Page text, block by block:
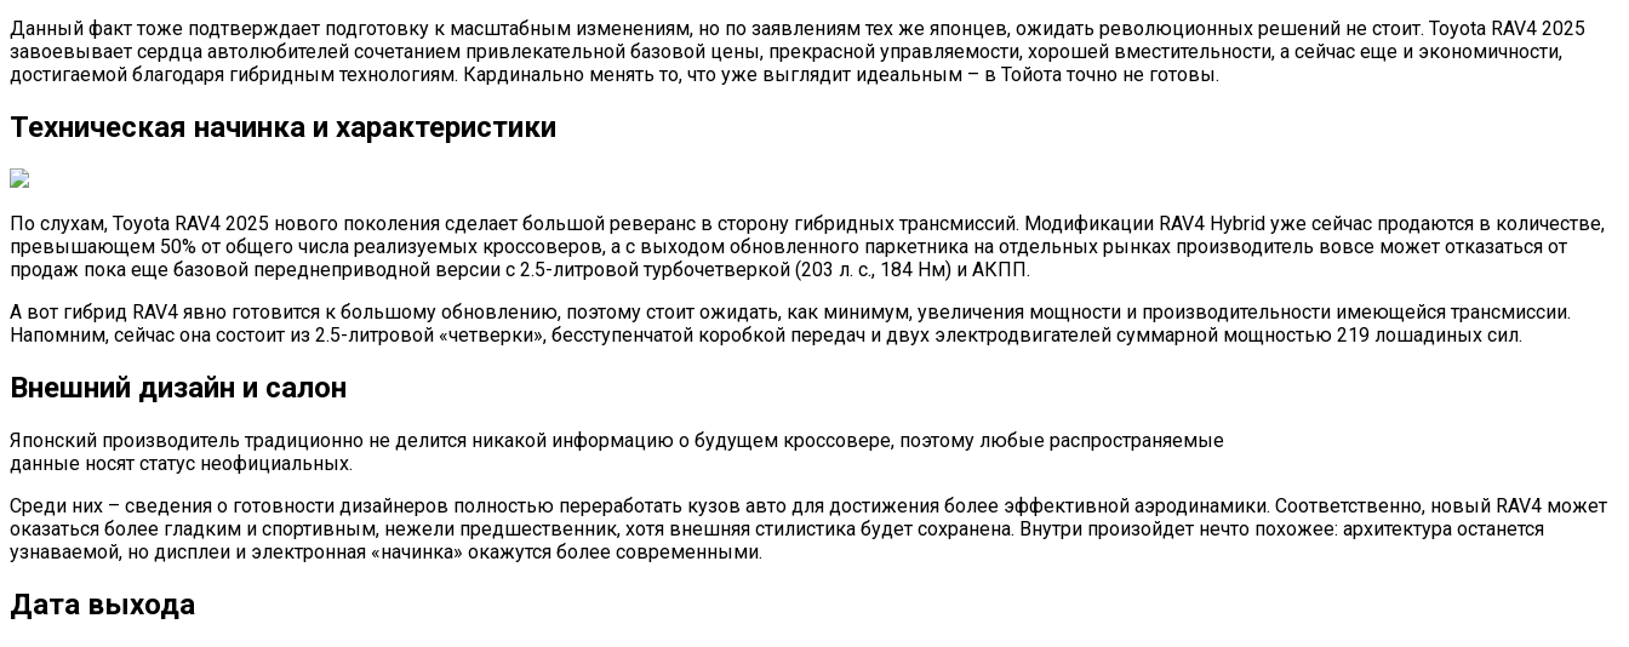
Данный факт тоже подтверждает подготовку к масштабным изменениям, но по заявлениям тех же японцев, ожидать революционных решений не стоит. Toyota RAV4 2025
завоевывает сердца автолюбителей сочетанием привлекательной базовой цены, прекрасной управляемости, хорошей вместительности, а сейчас еще и экономичности,
достигаемой благодаря гибридным технологиям. Кардинально менять то, что уже выглядит идеальным – в Тойота точно не готовы.
Техническая начинка и характеристики
По слухам, Toyota RAV4 2025 нового поколения сделает большой реверанс в сторону гибридных трансмиссий. Модификации RAV4 Hybrid уже сейчас продаются в количестве,
превышающем 50% от общего числа реализуемых кроссоверов, а с выходом обновленного паркетника на отдельных рынках производитель вовсе может отказаться от
продаж пока еще базовой переднеприводной версии с 2.5-литровой турбочетверкой (203 л. с., 184 Нм) и АКПП.
А вот гибрид RAV4 явно готовится к большому обновлению, поэтому стоит ожидать, как минимум, увеличения мощности и производительности имеющейся трансмиссии.
Напомним, сейчас она состоит из 2.5-литровой «четверки», бесступенчатой ​​коробкой передач и двух электродвигателей суммарной мощностью 219 лошадиных сил.
Внешний дизайн и салон
Японский производитель традиционно не делится никакой информацию о будущем кроссовере, поэтому любые распространяемые
данные носят статус неофициальных.
Среди них – сведения о готовности дизайнеров полностью переработать кузов авто для достижения более эффективной аэродинамики. Соответственно, новый RAV4 может
оказаться более гладким и спортивным, нежели предшественник, хотя внешняя стилистика будет сохранена. Внутри произойдет нечто похожее: архитектура останется
узнаваемой, но дисплеи и электронная «начинка» окажутся более современными.
Дата выхода